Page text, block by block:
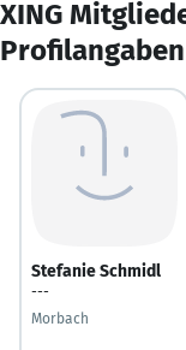
XING
Profilangaben
Stefanie Schmidl
---
Morbach